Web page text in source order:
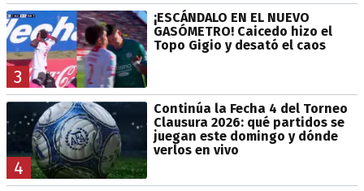
3
¡ESCÁNDALO EN EL NUEVO
GASÓMETRO! Caicedo hizo el
Topo Gigio y desató el caos
4
Continúa la Fecha 4 del Torneo
Clausura 2026: qué partidos se
juegan este domingo y dónde
verlos en vivo